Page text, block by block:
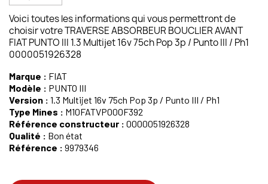
Voici toutes les informations qui vous permettront de
choisir votre TRAVERSE ABSORBEUR BOUCLIER AVANT
FIAT PUNTO III 1.3 Multijet 16v 75ch Pop 3p / Punto III / Ph1
0000051926328
Marque : FIAT
Modèle : PUNTO III
Version : 1.3 Multijet 16v 75ch Pop 3p / Punto III / Ph1
Type Mines : M10FATVP000F392
Référence constructeur : 0000051926328
Qualité : Bon état
Référence : 9979346